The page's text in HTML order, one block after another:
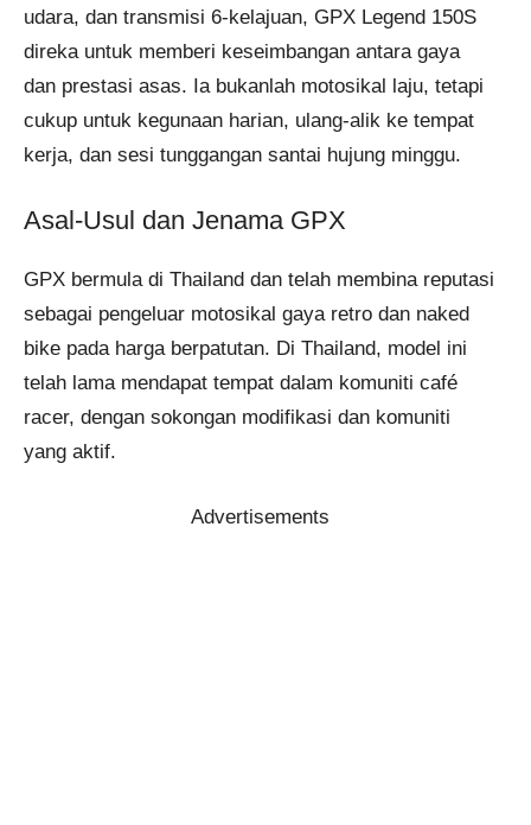
udara, dan transmisi 6-kelajuan, GPX Legend 150S
direka untuk memberi keseimbangan antara gaya
dan prestasi asas. Ia bukanlah motosikal laju, tetapi
cukup untuk kegunaan harian, ulang-alik ke tempat
kerja, dan sesi tunggangan santai hujung minggu.
Asal-Usul dan Jenama GPX
GPX bermula di Thailand dan telah membina reputasi
sebagai pengeluar motosikal gaya retro dan naked
bike pada harga berpatutan. Di Thailand, model ini
telah lama mendapat tempat dalam komuniti café
racer, dengan sokongan modifikasi dan komuniti
yang aktif.
Advertisements